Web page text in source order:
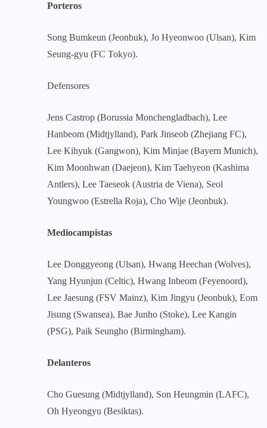
Porteros
Song Bumkeun (Jeonbuk), Jo Hyeonwoo (Ulsan), Kim
Seung-gyu (FC Tokyo).
Defensores
Jens Castrop (Borussia Monchengladbach), Lee
Hanbeom (Midtjylland), Park Jinseob (Zhejiang FC),
Lee Kihyuk (Gangwon), Kim Minjae (Bayern Munich),
Kim Moonhwan (Daejeon), Kim Taehyeon (Kashima
Antlers), Lee Taeseok (Austria de Viena), Seol
Youngwoo (Estrella Roja), Cho Wije (Jeonbuk).
Mediocampistas
Lee Donggyeong (Ulsan), Hwang Heechan (Wolves),
Yang Hyunjun (Celtic), Hwang Inbeom (Feyenoord),
Lee Jaesung (FSV Mainz), Kim Jingyu (Jeonbuk), Eom
Jisung (Swansea), Bae Junho (Stoke), Lee Kangin
(PSG), Paik Seungho (Birmingham).
Delanteros
Cho Guesung (Midtjylland), Son Heungmin (LAFC),
Oh Hyeongyu (Besiktas).